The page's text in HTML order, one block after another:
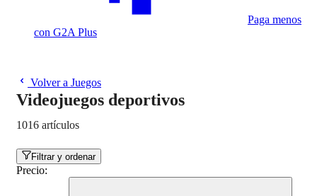
Paga menos
con G2A Plus
Volver a Juegos
Videojuegos deportivos
1016 artículos
Filtrar y ordenar
Precio: